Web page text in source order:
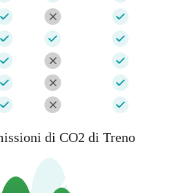
di CO2 di Treno